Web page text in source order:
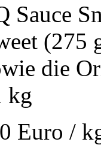
Sauce
(275
die
kg
Euro /